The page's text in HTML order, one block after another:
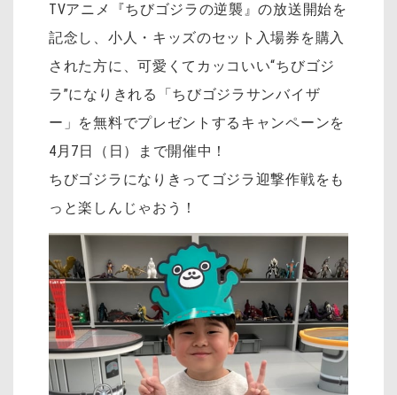
TVアニメ『ちびゴジラの逆襲』の放送開始を
記念し、小人・キッズのセット入場券を購入
された方に、可愛くてカッコいい“ちびゴジ
ラ”になりきれる「ちびゴジラサンバイザ
ー」を無料でプレゼントするキャンペーンを
4月7日（日）まで開催中！
ちびゴジラになりきってゴジラ迎撃作戦をも
っと楽しんじゃおう！